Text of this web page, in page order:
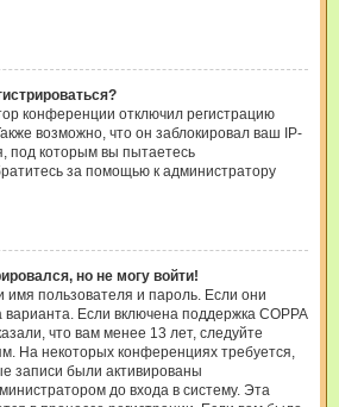
конференции отключил регистрацию
возможно, что он заблокировал ваш IP-
под которым вы пытаетесь
за помощью к администратору
но не могу войти!
имя пользователя и пароль. Если они
Если включена поддержка COPPA
что вам менее 13 лет, следуйте
На некоторых конференциях требуется,
записи были активированы
до входа в систему. Эта